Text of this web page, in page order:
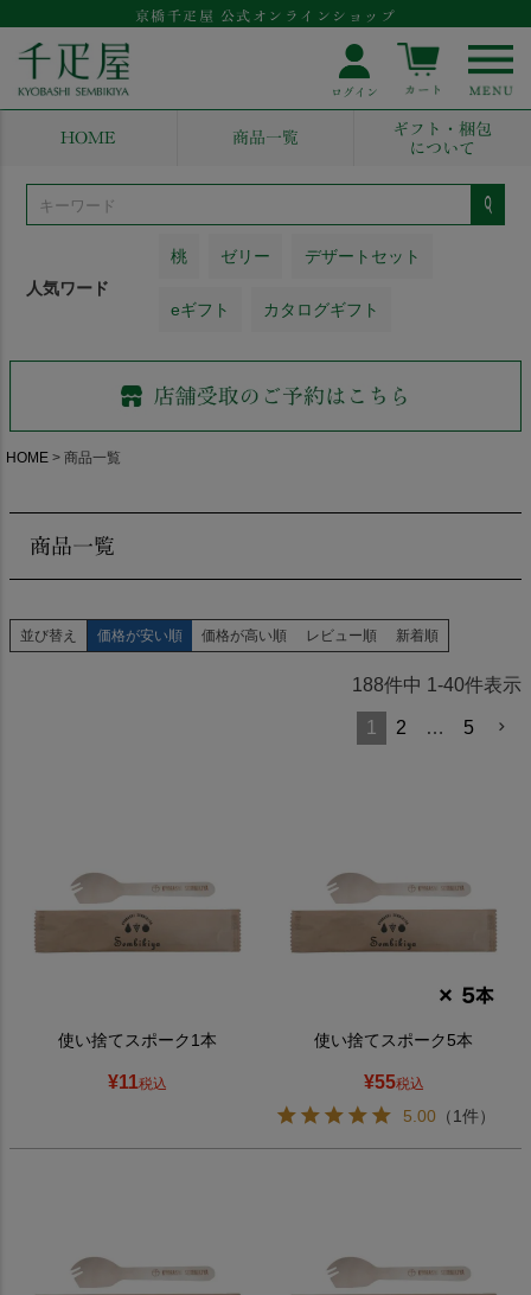
京橋千疋屋 公式オンラインショップ
HOME 商品一覧
ギフト・梱包
について
人気ワード
桃 ゼリー デザートセット
eギフト カタログギフト
HOME 商品一覧
商品一覧
並び替え 価格が安い順 価格が高い順 レビュー順 新着順
188件中 1 -40件表示
1 2 … 5
使い捨てスポーク1本
¥11税込
使い捨てスポーク5本
¥55税込
5.00 （1件）